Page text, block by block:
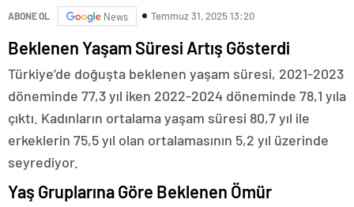
ABONE OL News Temmuz 31, 2025 13:20
Beklenen Yaşam Süresi Artış Gösterdi
Türkiye’de doğuşta beklenen yaşam süresi, 2021-2023
döneminde 77,3 yıl iken 2022-2024 döneminde 78,1 yıla
çıktı. Kadınların ortalama yaşam süresi 80,7 yıl ile
erkeklerin 75,5 yıl olan ortalamasının 5,2 yıl üzerinde
seyrediyor.
Yaş Gruplarına Göre Beklenen Ömür